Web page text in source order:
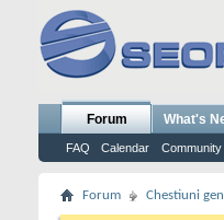
Forum
FAQ Calendar Community
What's
Forum Chestiuni